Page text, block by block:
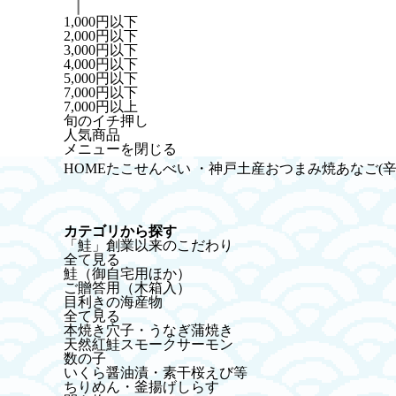
1,000円以下
2,000円以下
3,000円以下
4,000円以下
5,000円以下
7,000円以下
7,000円以上
旬のイチ押し
人気商品
メニューを閉じる
HOMEたこせんべい ・神戸土産おつまみ焼あなご(
カテゴリから探す
「鮭」創業以来のこだわり
全て見る
鮭（御自宅用ほか）
ご贈答用（木箱入）
目利きの海産物
全て見る
本焼き穴子・うなぎ蒲焼き
天然紅鮭スモークサーモン
数の子
いくら醤油漬・素干桜えび等
ちりめん・釜揚げしらす